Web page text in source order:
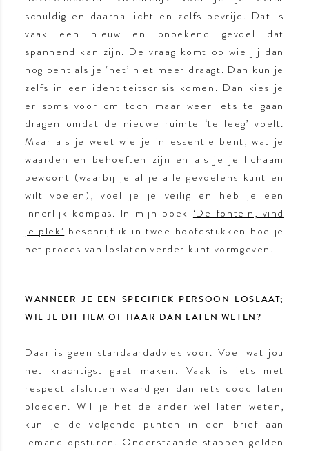
schuldig en daarna licht en zelfs bevrijd. Dat is
vaak een nieuw en onbekend gevoel dat
spannend kan zijn. De vraag komt op wie jij dan
nog bent als je ‘het’ niet meer draagt. Dan kun je
zelfs in een identiteitscrisis komen. Dan kies je
er soms voor om toch maar weer iets te gaan
dragen omdat de nieuwe ruimte ‘te leeg’ voelt.
Maar als je weet wie je in essentie bent, wat je
waarden en behoeften zijn en als je je lichaam
bewoont (waarbij je al je alle gevoelens kunt en
wilt voelen), voel je je veilig en heb je een
innerlijk kompas. In mijn boek ‘De fontein, vind
je plek’ beschrijf ik in twee hoofdstukken hoe je
het proces van loslaten verder kunt vormgeven.
WANNEER JE EEN SPECIFIEK PERSOON LOSLAAT;
WIL JE DIT HEM OF HAAR DAN LATEN WETEN?
Daar is geen standaardadvies voor. Voel wat jou
het krachtigst gaat maken. Vaak is iets met
respect afsluiten waardiger dan iets dood laten
bloeden. Wil je het de ander wel laten weten,
kun je de volgende punten in een brief aan
iemand opsturen. Onderstaande stappen gelden